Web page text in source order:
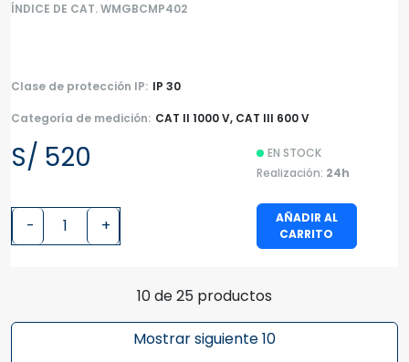
ÍNDICE DE CAT. WMGBCMP402
Clase de protección IP: IP 30
Categoría de medición: CAT II 1000 V, CAT III 600 V
S/ 520
- +
EN STOCK
Realización: 24h
AÑADIR AL
CARRITO
10 de 25 productos
Mostrar siguiente 10